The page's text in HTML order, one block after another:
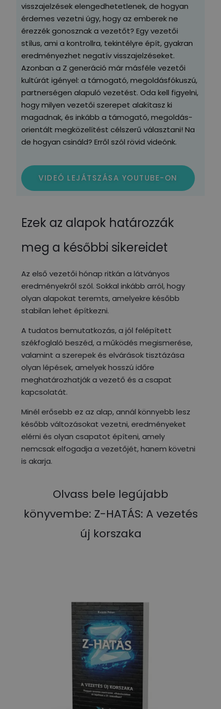
visszajelzések elengedhetetlenek, de hogyan
érdemes vezetni úgy, hogy az emberek ne
érezzék gonosznak a vezetőt? Egy vezetői
stílus, ami a kontrollra, tekintélyre épít, gyakran
eredményezhet negatív visszajelzéseket.
Azonban a Z generáció már másféle vezetői
kultúrát igényel: a támogató, megoldásfókuszú,
partnerségen alapuló vezetést. Oda kell figyelni,
hogy milyen vezetői szerepet alakítasz ki
magadnak, és inkább a támogató, megoldás-
orientált megközelítést célszerű választani! Na
de hogyan csináld? Erről szól rövid videónk.
VIDEÓ LEJÁTSZÁSA YOUTUBE-ON
Ezek az alapok határozzák
meg a későbbi sikereidet
Az első vezetői hónap ritkán a látványos
eredményekről szól. Sokkal inkább arról, hogy
olyan alapokat teremts, amelyekre később
stabilan lehet építkezni.
A tudatos bemutatkozás, a jól felépített
székfoglaló beszéd, a működés megismerése,
valamint a szerepek és elvárások tisztázása
olyan lépések, amelyek hosszú időre
meghatározhatják a vezető és a csapat
kapcsolatát.
Minél erősebb ez az alap, annál könnyebb lesz
később változásokat vezetni, eredményeket
elérni és olyan csapatot építeni, amely
nemcsak elfogadja a vezetőjét, hanem követni
is akarja.
Olvass bele legújabb
könyvembe: Z-HATÁS: A vezetés
új korszaka